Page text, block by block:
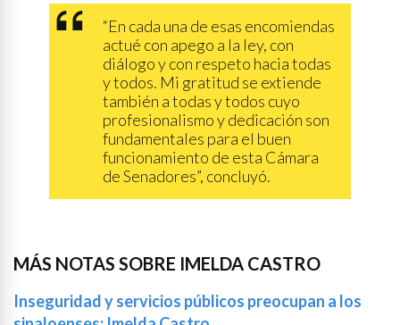
“En cada una de esas encomiendas
actué con apego a la ley, con
diálogo y con respeto hacia todas
y todos. Mi gratitud se extiende
también a todas y todos cuyo
profesionalismo y dedicación son
fundamentales para el buen
funcionamiento de esta Cámara
de Senadores”, concluyó.
MÁS NOTAS SOBRE IMELDA CASTRO
Inseguridad y servicios públicos preocupan a los